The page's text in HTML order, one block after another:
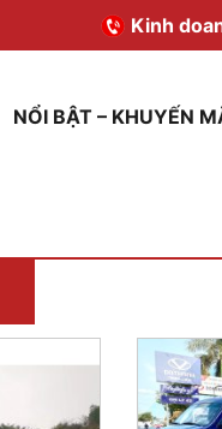
Kinh
NỔI BẬT – KHUYẾN